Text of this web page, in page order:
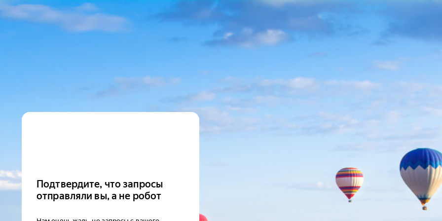
Подтвердите, что запросы
отправляли вы, а не робот